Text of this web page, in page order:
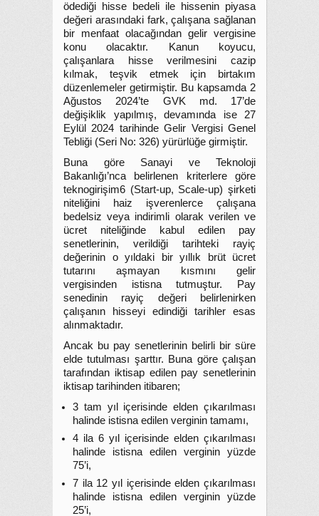
ödediği hisse bedeli ile hissenin piyasa
değeri arasındaki fark, çalışana sağlanan
bir menfaat olacağından gelir vergisine
konu olacaktır. Kanun koyucu,
çalışanlara hisse verilmesini cazip
kılmak, teşvik etmek için birtakım
düzenlemeler getirmiştir. Bu kapsamda 2
Ağustos 2024’te GVK md. 17’de
değişiklik yapılmış, devamında ise 27
Eylül 2024 tarihinde Gelir Vergisi Genel
Tebliği (Seri No: 326) yürürlüğe girmiştir.
Buna göre Sanayi ve Teknoloji
Bakanlığı’nca belirlenen kriterlere göre
teknogirişim6 (Start-up, Scale-up) şirketi
niteliğini haiz işverenlerce çalışana
bedelsiz veya indirimli olarak verilen ve
ücret niteliğinde kabul edilen pay
senetlerinin, verildiği tarihteki rayiç
değerinin o yıldaki bir yıllık brüt ücret
tutarını aşmayan kısmını gelir
vergisinden istisna tutmuştur. Pay
senedinin rayiç değeri belirlenirken
çalışanın hisseyi edindiği tarihler esas
alınmaktadır.
Ancak bu pay senetlerinin belirli bir süre
elde tutulması şarttır. Buna göre çalışan
tarafından iktisap edilen pay senetlerinin
iktisap tarihinden itibaren;
3 tam yıl içerisinde elden çıkarılması
halinde istisna edilen verginin tamamı,
4 ila 6 yıl içerisinde elden çıkarılması
halinde istisna edilen verginin yüzde
75’i,
7 ila 12 yıl içerisinde elden çıkarılması
halinde istisna edilen verginin yüzde
25’i,